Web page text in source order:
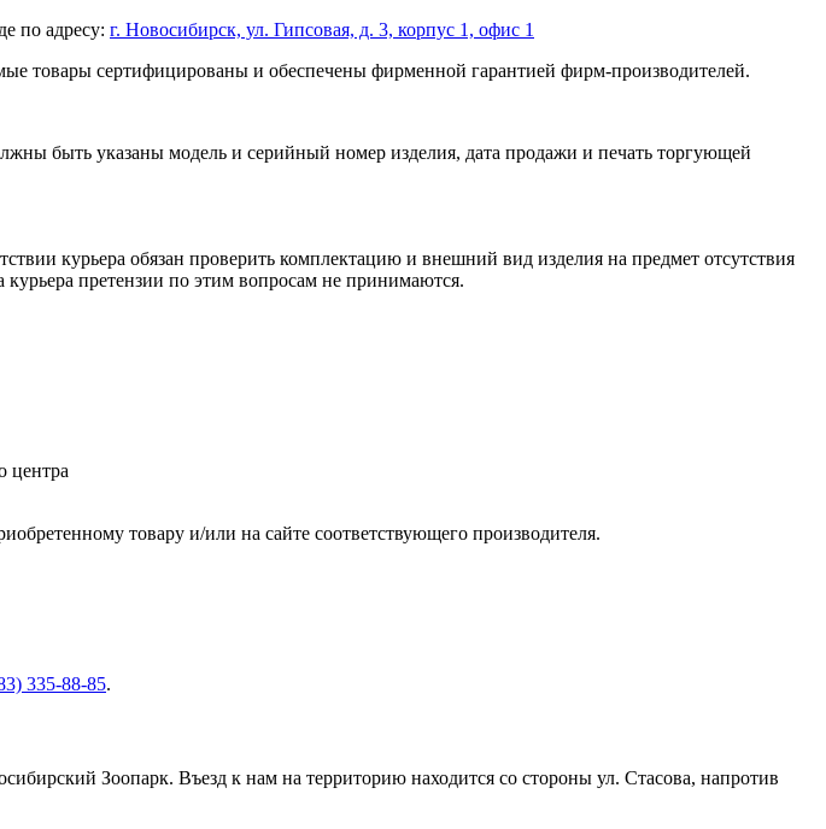
по адресу: г. Новосибирск, ул. Гипсовая, д. 3, корпус 1, офис 1
товары сертифицированы и обеспечены фирменной гарантией фирм-производителей.
быть указаны модель и серийный номер изделия, дата продажи и печать торгующей
курьера обязан проверить комплектацию и внешний вид изделия на предмет отсутствия
претензии по этим вопросам не принимаются.
центра
товару и/или на сайте соответствующего производителя.
335-88-85.
Зоопарк. Въезд к нам на территорию находится со стороны ул. Стасова, напротив